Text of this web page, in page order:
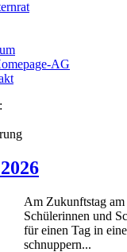
AG
Am Zukunftstag
Schülerinnen und
für einen Tag in
schnuppern...